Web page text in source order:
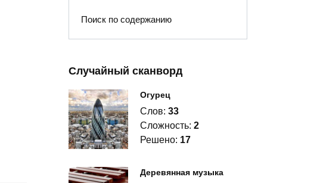
Поиск по содержанию
Случайный сканворд
Огурец
Слов: 33
Сложность: 2
Решено: 17
Деревянная музыка